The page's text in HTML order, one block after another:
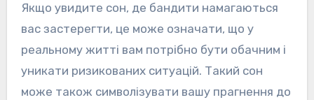
Якщо увидите сон, де бандити намагаються
вас застерегти, це може означати, що у
реальному житті вам потрібно бути обачним і
уникати ризикованих ситуацій. Такий сон
може також символізувати вашу прагнення до